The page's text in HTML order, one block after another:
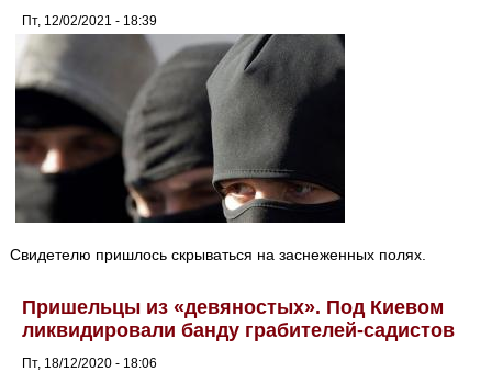
Пт, 12/02/2021 - 18:39
Свидетелю пришлось скрываться на заснеженных полях.
Пришельцы из «девяностых». Под Киевом
ликвидировали банду грабителей-садистов
Пт, 18/12/2020 - 18:06